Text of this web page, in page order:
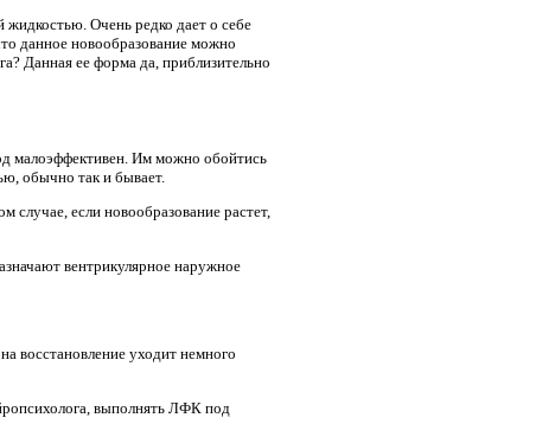
жидкостью. Очень редко дает о себе
данное новообразование можно
Данная ее форма да, приблизительно
малоэффективен. Им можно обойтись
обычно так и бывает.
если новообразование растет,
вентрикулярное наружное
восстановление уходит немного
выполнять ЛФК под